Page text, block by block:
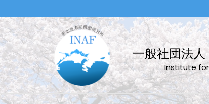
to
content
一般社団法
Institute